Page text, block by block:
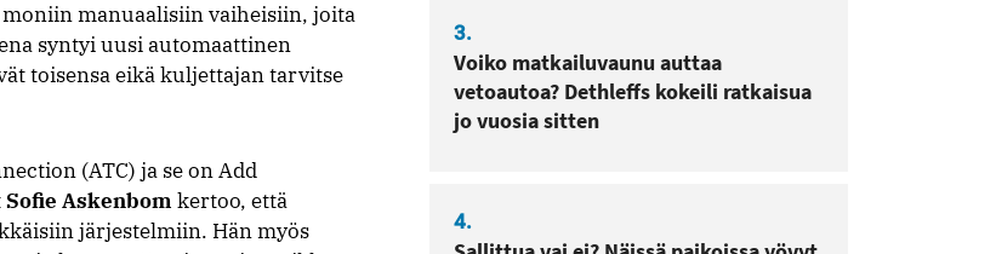
manuaalisiin vaiheisiin, joita
syntyi uusi automaattinen
toisensa eikä kuljettajan tarvitse
(ATC) ja se on Add
Sofie Askenbom kertoo, että
järjestelmiin. Hän myös
3.
Voiko matkailuvaunu auttaa
vetoautoa? Dethleffs kokeili ratkaisua
jo vuosia sitten
4.